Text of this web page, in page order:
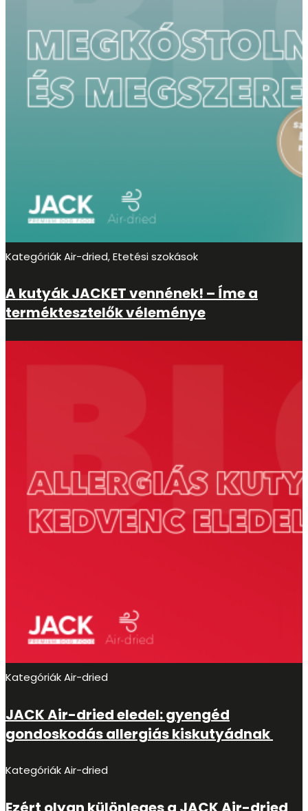
KategóriákAir-dried, Etetési szokások
A kutyák JACKET vennének! – Íme a
terméktesztelők véleménye
KategóriákAir-dried
JACK Air-dried eledel: gyengéd
gondoskodás allergiás kiskutyádnak
KategóriákAir-dried